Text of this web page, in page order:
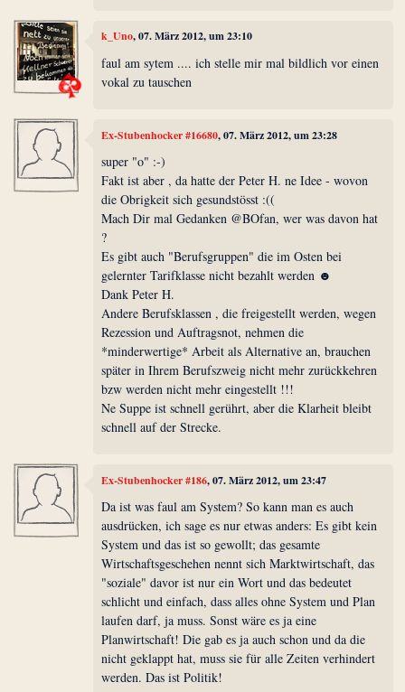
k_Uno, 07. März 2012, um 23:10
faul am sytem .... ich stelle mir mal bildlich vor einen
vokal zu tauschen
Ex-Stubenhocker #16680, 07. März 2012, um 23:28
super "o" :-)
Fakt ist aber , da hatte der Peter H. ne Idee - wovon
die Obrigkeit sich gesundstösst :((
Mach Dir mal Gedanken @BOfan, wer was davon hat
?
Es gibt auch "Berufsgruppen" die im Osten bei
gelernter Tarifklasse nicht bezahlt werden ☻
Dank Peter H.
Andere Berufsklassen , die freigestellt werden, wegen
Rezession und Auftragsnot, nehmen die
*minderwertige* Arbeit als Alternative an, brauchen
später in Ihrem Berufszweig nicht mehr zurückkehren
bzw werden nicht mehr eingestellt !!!
Ne Suppe ist schnell gerührt, aber die Klarheit bleibt
schnell auf der Strecke.
Ex-Stubenhocker #186, 07. März 2012, um 23:47
Da ist was faul am System? So kann man es auch
ausdrücken, ich sage es nur etwas anders: Es gibt kein
System und das ist so gewollt; das gesamte
Wirtschaftsgeschehen nennt sich Marktwirtschaft, das
"soziale" davor ist nur ein Wort und das bedeutet
schlicht und einfach, dass alles ohne System und Plan
laufen darf, ja muss. Sonst wäre es ja eine
Planwirtschaft! Die gab es ja auch schon und da die
nicht geklappt hat, muss sie für alle Zeiten verhindert
werden. Das ist Politik!